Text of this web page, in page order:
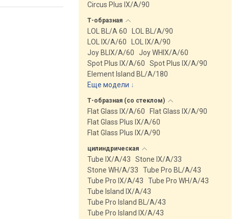
Circus Plus IX/A/90
Т-образная
LOL BL/A 60
LOL BL/A/90
LOL IX/A/60
LOL IX/A/90
Joy BLIX/A/60
Joy WHIX/A/60
Spot Plus IX/A/60
Spot Plus IX/A/90
Element Island BL/A/180
Еще модели ↓
Т-образная (со стеклом)
Flat Glass IX/A/60
Flat Glass IX/A/90
Flat Glass Plus IX/A/60
Flat Glass Plus IX/A/90
цилиндрическая
Tube IX/A/43
Stone IX/A/33
Stone WH/A/33
Tube Pro BL/A/43
Tube Pro IX/A/43
Tube Pro WH/A/43
Tube Island IX/A/43
Tube Pro Island BL/A/43
Tube Pro Island IX/A/43